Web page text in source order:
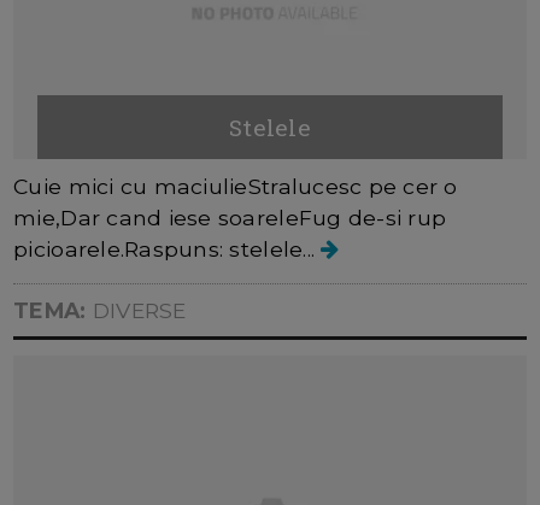
Stelele
Cuie mici cu maciulieStralucesc pe cer o
mie,Dar cand iese soareleFug de-si rup
picioarele.Raspuns: stelele...
TEMA: DIVERSE